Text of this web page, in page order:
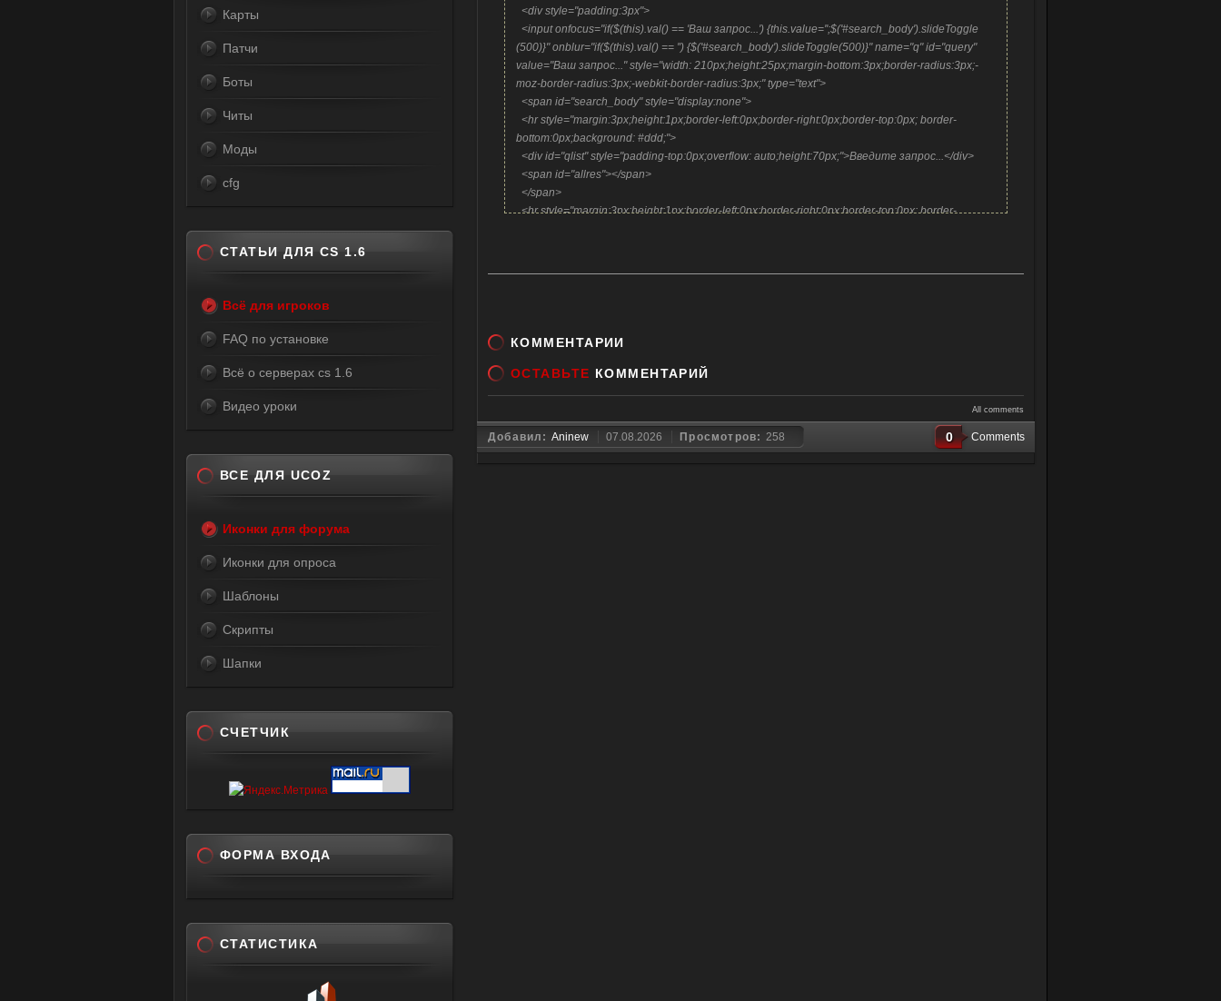
<div style="padding:3px">
<input onfocus="if($(this).val() == 'Ваш запрос...') {this.value='';$('#search_body').slideToggle
(500)}" onblur="if($(this).val() == '') {$('#search_body').slideToggle(500)}" name="q" id="query"
value="Ваш запрос..." style="width: 210px;height:25px;margin-bottom:3px;border-radius:3px;-
moz-border-radius:3px;-webkit-border-radius:3px;" type="text">
<span id="search_body" style="display:none">
<hr style="margin:3px;height:1px;border-left:0px;border-right:0px;border-top:0px; border-
bottom:0px;background: #ddd;">
<div id="qlist" style="padding-top:0px;overflow: auto;height:70px;">Введите запрос...</div>
<span id="allres"></span>
</span>
<hr style="margin:3px;height:1px;border-left:0px;border-right:0px;border-top:0px; border-
КОММЕНТАРИИ
ОСТАВЬТЕ КОММЕНТАРИЙ
All comments
Добавил: Aninew 07.08.2026 Просмотров: 258 0 Comments
Карты
Патчи
Боты
Читы
Моды
cfg
СТАТЬИ ДЛЯ CS 1.6
Всё для игроков
FAQ по установке
Всё о серверах cs 1.6
Видео уроки
ВСЕ ДЛЯ UCOZ
Иконки для форума
Иконки для опроса
Шаблоны
Скрипты
Шапки
СЧЕТЧИК
ФОРМА ВХОДА
СТАТИСТИКА